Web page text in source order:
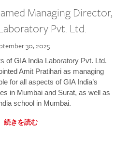
Managing Director,
Pvt. Ltd.
30, 2025
of GIA India Laboratory Pvt. Ltd.
Amit Pratihari as managing
for all aspects of GIA India’s
in Mumbai and Surat, as well as
school in Mumbai.
続きを読む